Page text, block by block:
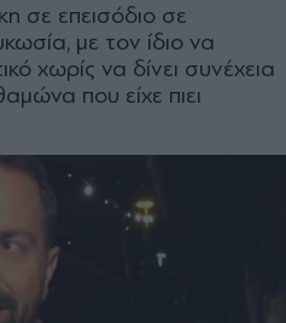
σε επεισόδιο σε
με τον ίδιο να
χωρίς να δίνει συνέχεια
που είχε πιει